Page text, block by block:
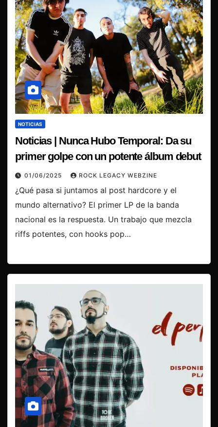
NOTICIAS
Noticias | Nunca Hubo Temporal: Da su
primer golpe con un potente álbum debut
01/06/2025 ROCK LEGACY WEBZINE
¿Qué pasa si juntamos al post hardcore y el
mundo alternativo? El primer LP de la banda
nacional es la respuesta. Un trabajo que mezcla
riffs potentes, con hooks pop…